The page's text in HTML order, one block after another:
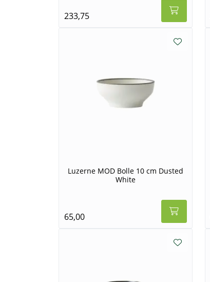
233,75
Luzerne MOD Bolle 10 cm Dusted
White
65,00